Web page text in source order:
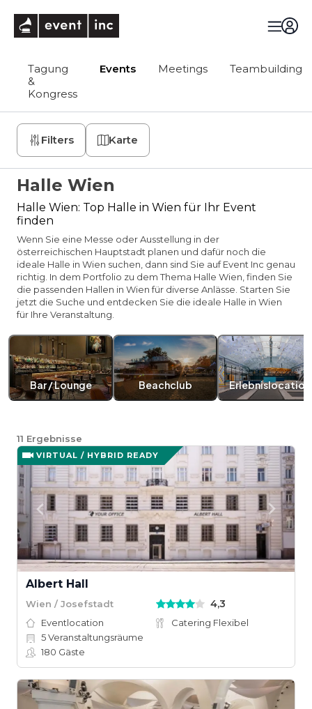
Tagung
&
Kongress
Events Meetings Teambuilding
Filters Karte
Halle Wien
Halle Wien: Top Halle in Wien für Ihr Event
finden
Wenn Sie eine Messe oder Ausstellung in der
österreichischen Hauptstadt planen und dafür noch die
ideale Halle in Wien suchen, dann sind Sie auf Event Inc genau
richtig. In dem Portfolio zu dem Thema Halle Wien, finden Sie
die passenden Hallen in Wien für diverse Anlässe. Starten Sie
jetzt die Suche und entdecken Sie die ideale Halle in Wien
für Ihre Veranstaltung.
Bar / Lounge Beachclub Erlebnislocation
11 Ergebnisse
VIRTUAL / HYBRID READY
Albert Hall
Wien / Josefstadt 4,3
Eventlocation
Catering Flexibel
5Veranstaltungsräume
180 Gäste